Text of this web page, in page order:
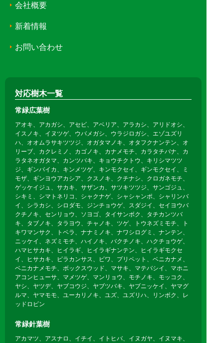
会社概要
新着情報
お問い合わせ
対応樹木一覧
常緑広葉樹
アオキ、アカガシ、アセビ、アベリア、アラカシ、アリドオシ、
イスノキ、イヌツゲ、ウバメガシ、ウラジロガシ、エゾユズリ
ハ、オオムラサキツツジ、オガタマノキ、オタフクナンテン、オ
リーブ、カクレミノ、カゴノキ、カナメモチ、カラタチバナ、カ
ラタネオガタマ、カンツバキ、キョウチクトウ、キリシマツツ
ジ、ギンバイカ、キンメツゲ、キンモクセイ、ギンモクセイ、ミ
モザ、ギンヨウアカシア、クスノキ、クチナシ、クロガネモチ、
ゲッケイジュ、サカキ、サザンカ、サツキツツジ、サンゴジュ、
シキミ、シマトネリコ、シャクナゲ、シャシャンポ、シャリンバ
イ、シラカシ、シロダモ、ジンチョウゲ、スダジイ、セイヨウバ
クチノキ、センリョウ、ソヨゴ、タイサンボク、タチカンツバ
キ、タブノキ、タラヨウ、チャノキ、ツゲ、トウネズミモチ、ト
キワマンサク、トベラ、ナナミノキ、ナワシログミ、ナンテン、
ニッケイ、ネズミモチ、ハイノキ、バクチノキ、ハクチョウゲ、
ハマヒサカキ、ヒイラギ、ヒイラギナンテン、ヒイラギモクセ
イ、ヒサカキ、ピラカンサス、ビワ、プリペット、ベニカナメ、
ベニカナメモチ、ボックスウッド、マサキ、マテバシイ、マホニ
アコンヒューサ、マメツゲ、マンリョウ、モチノキ、モッコク、
ヤシ、ヤツデ、ヤブコウジ、ヤブツバキ、ヤブニッケイ、ヤマグ
ルマ、ヤマモモ、ユーカリノキ、ユズ、ユズリハ、リンボク、レ
ッドロビン
常緑針葉樹
アカマツ、アスナロ、イチイ、イトヒバ、イヌガヤ、イヌマキ、